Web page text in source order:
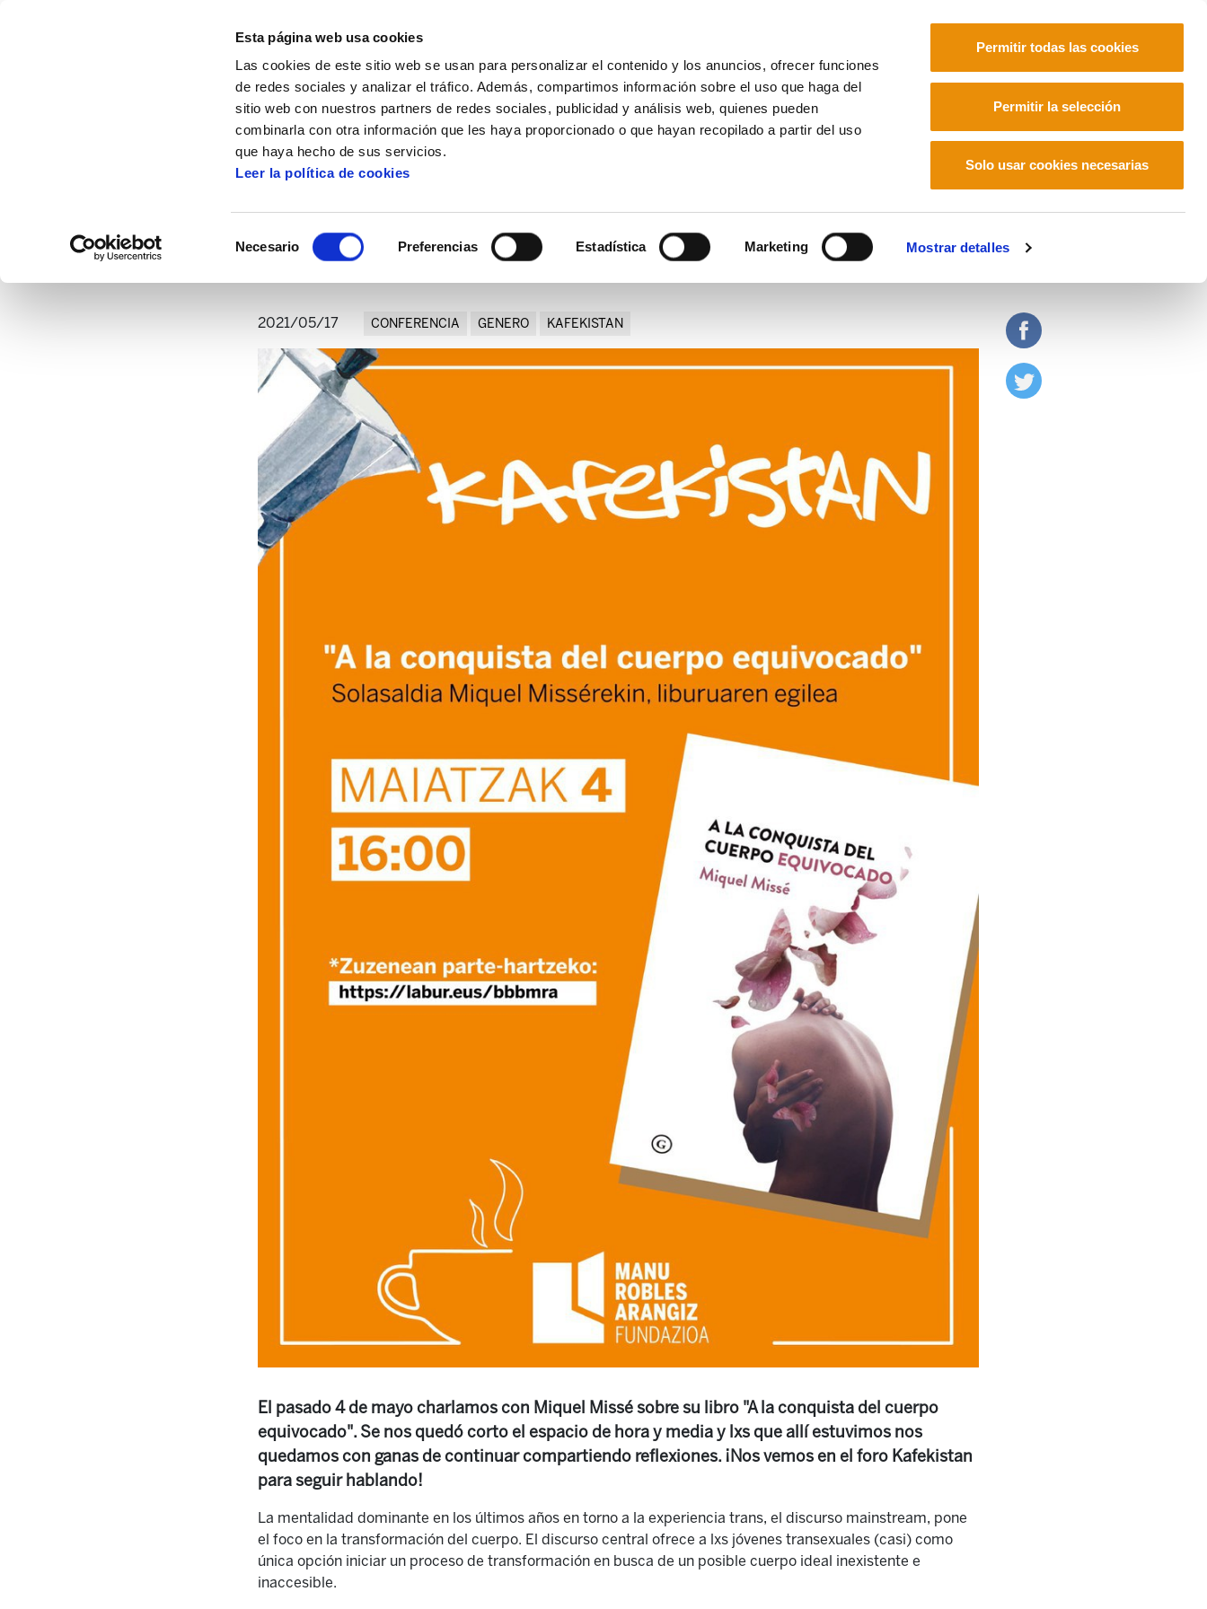
Esta página web usa cookies
Las cookies de este sitio web se usan para personalizar el contenido y los anuncios, ofrecer funciones
de redes sociales y analizar el tráfico. Además, compartimos información sobre el uso que haga del
sitio web con nuestros partners de redes sociales, publicidad y análisis web, quienes pueden
combinarla con otra información que les haya proporcionado o que hayan recopilado a partir del uso
que haya hecho de sus servicios.
Leer la política de cookies
Necesario Preferencias Estadística Marketing Mostrar detalles
Permitir todas las cookies
Permitir la selección
Solo usar cookies necesarias
Tertulia con Miquel Missé sobre el libro "A la conquista del cuerpo equivocado"
Tertulia con Miquel Missé sobre el libro "A la conquista del cuerpo
equivocado"
2021/05/17 CONFERENCIA GENERO KAFEKISTAN
El pasado 4 de mayo charlamos con Miquel Missé sobre su libro "A la conquista del cuerpo
equivocado". Se nos quedó corto el espacio de hora y media y lxs que allí estuvimos nos
quedamos con ganas de continuar compartiendo reflexiones. ¡Nos vemos en el foro Kafekistan
para seguir hablando!
La mentalidad dominante en los últimos años en torno a la experiencia trans, el discurso mainstream, pone
el foco en la transformación del cuerpo. El discurso central ofrece a lxs jóvenes transexuales (casi) como
única opción iniciar un proceso de transformación en busca de un posible cuerpo ideal inexistente e
inaccesible.